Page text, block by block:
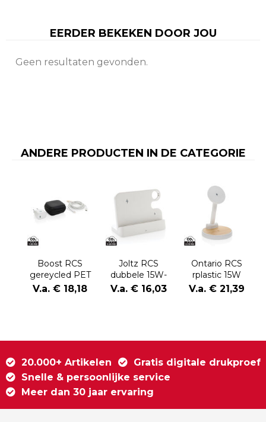
EERDER BEKEKEN DOOR JOU
Geen resultaten gevonden.
ANDERE PRODUCTEN IN DE CATEGORIE
Boost RCS
gereycled PET
20W type C 2-
V.a. € 18,18
Joltz RCS
dubbele 15W-
oplader van
gerecycled
V.a. € 16,03
Ontario RCS
rplastic 15W
magnetische 2
in 1 lader
V.a. € 21,39
20.000+ Artikelen
Gratis digitale drukproef
Snelle & persoonlijke service
Meer dan 30 jaar ervaring